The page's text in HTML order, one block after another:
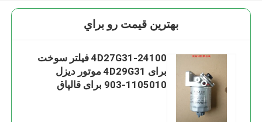
بهترين قيمت رو براي
4D27G31-24100 فیلتر سوخت
برای 4D29G31 موتور دیزل
1105010-903 برای قالپاق